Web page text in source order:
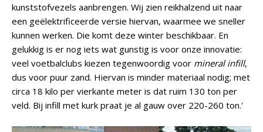
kunststofvezels aanbrengen. Wij zien reikhalzend uit naar
een geëlektrificeerde versie hiervan, waarmee we sneller
kunnen werken. Die komt deze winter beschikbaar. En
gelukkig is er nog iets wat gunstig is voor onze innovatie:
veel voetbalclubs kiezen tegenwoordig voor mineral infill,
dus voor puur zand. Hiervan is minder materiaal nodig; met
circa 18 kilo per vierkante meter is dat ruim 130 ton per
veld. Bij infill met kurk praat je al gauw over 220-260 ton.'